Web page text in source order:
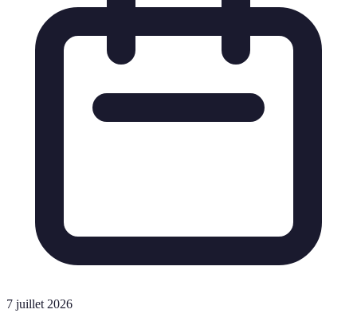
7 juillet 2026